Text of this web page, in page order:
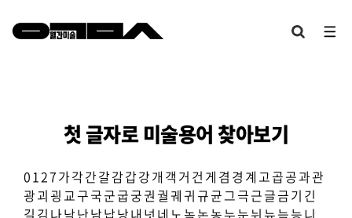
첫 글자로 미술용어 찾아보기
0 1 27가각간갈감갑강개 객 거 건 게 겸 경 계 고곱공과관
광괴 굉 교구국군굽궁권 궐궤귀규균그극근글금기 긴
길 김 나낙난남납낭내 넛 네 노녹논농누눈뉘뉴늑능니